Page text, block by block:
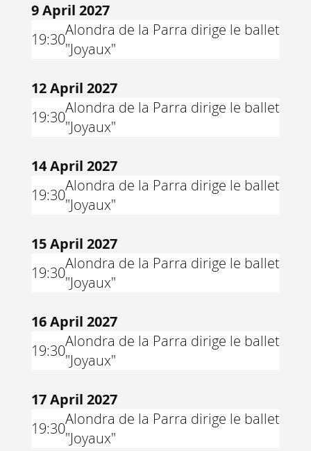
9 April 2027
19:30
Alondra de la Parra dirige le ballet
"Joyaux"
12 April 2027
19:30
Alondra de la Parra dirige le ballet
"Joyaux"
14 April 2027
19:30
Alondra de la Parra dirige le ballet
"Joyaux"
15 April 2027
19:30
Alondra de la Parra dirige le ballet
"Joyaux"
16 April 2027
19:30
Alondra de la Parra dirige le ballet
"Joyaux"
17 April 2027
19:30
Alondra de la Parra dirige le ballet
"Joyaux"